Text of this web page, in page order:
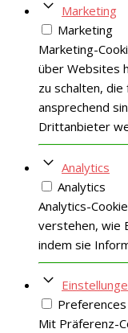
Marketing
Marketing
Marketing-
über Websites
zu schalten,
ansprechend
Drittanbieter
Analytics
Analytics
Analytics-
verstehen, wie
indem sie
Preferences
Mit Präferenz-